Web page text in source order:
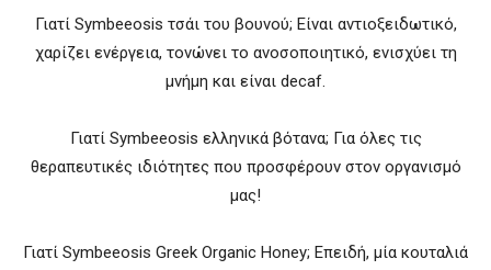
Γιατί Symbeeosis τσάι του βουνού; Είναι αντιοξειδωτικό,
χαρίζει ενέργεια, τονώνει το ανοσοποιητικό, ενισχύει τη
μνήμη και είναι decaf.
Γιατί Symbeeosis ελληνικά βότανα; Για όλες τις
θεραπευτικές ιδιότητες που προσφέρουν στον οργανισμό
μας!
Γιατί Symbeeosis Greek Organic Honey; Επειδή, μία κουταλιά